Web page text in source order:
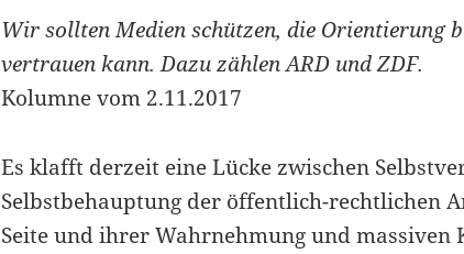
Wir sollten Medien schützen, die Orientierung
vertrauen kann. Dazu zählen ARD und ZDF.
Kolumne vom 2.11.2017
Es klafft derzeit eine Lücke zwischen
Selbstbehauptung der öffentlich-rechtlichen
Seite und ihrer Wahrnehmung und